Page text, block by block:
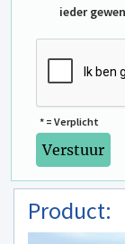
ieder
* = Verplicht
Product: